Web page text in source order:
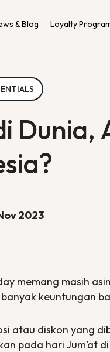
& Blog Loyalty
Dunia,
2023
memang masih
keuntungan
atau diskon yang
pada hari Jum’at